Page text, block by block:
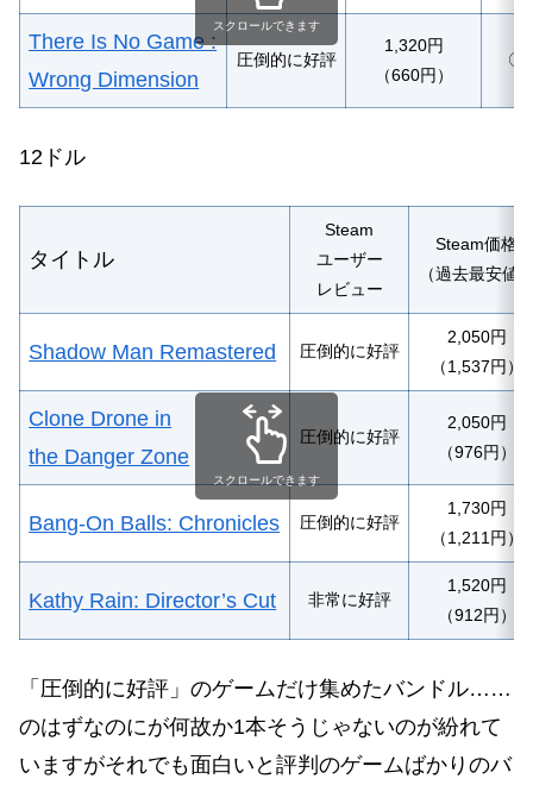
There Is No Game :
Wrong Dimension
圧倒的に好評
1,320円
（660円）
〇
スクロールできます
12ドル
タイトル
Steam
ユーザー
レビュー
Steam価格
（過去最安値
Shadow Man Remastered 圧倒的に好評
2,050円
（1,537円）
Clone Drone in
the Danger Zone
圧倒的に好評
2,050円
（976円）
Bang-On Balls: Chronicles 圧倒的に好評
1,730円
（1,211円）
Kathy Rain: Director’s Cut 非常に好評
1,520円
（912円）
スクロールできます
「圧倒的に好評」のゲームだけ集めたバンドル……
のはずなのにが何故か1本そうじゃないのが紛れて
いますがそれでも面白い と 評判のゲームばかりのバ